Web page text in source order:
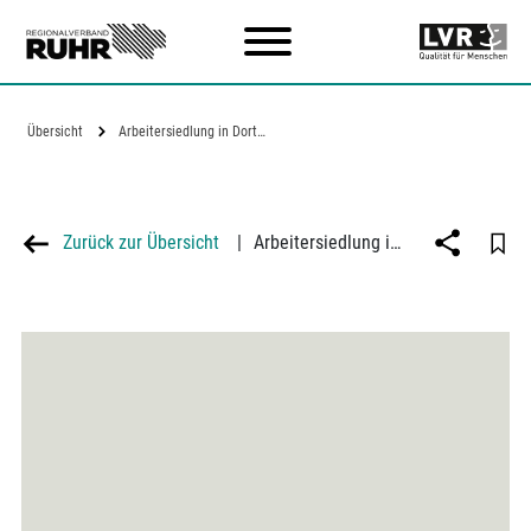
Übersicht Arbeitersiedlung in Dortmund-Derne
Zurück zur Übersicht | Arbeitersiedlung in Dortmund-Derne